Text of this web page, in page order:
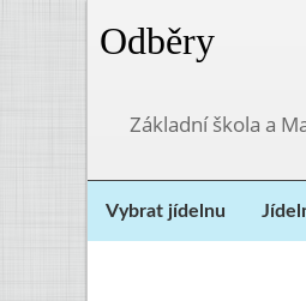
Odběry
Základní škola a
Vybrat jídelnu